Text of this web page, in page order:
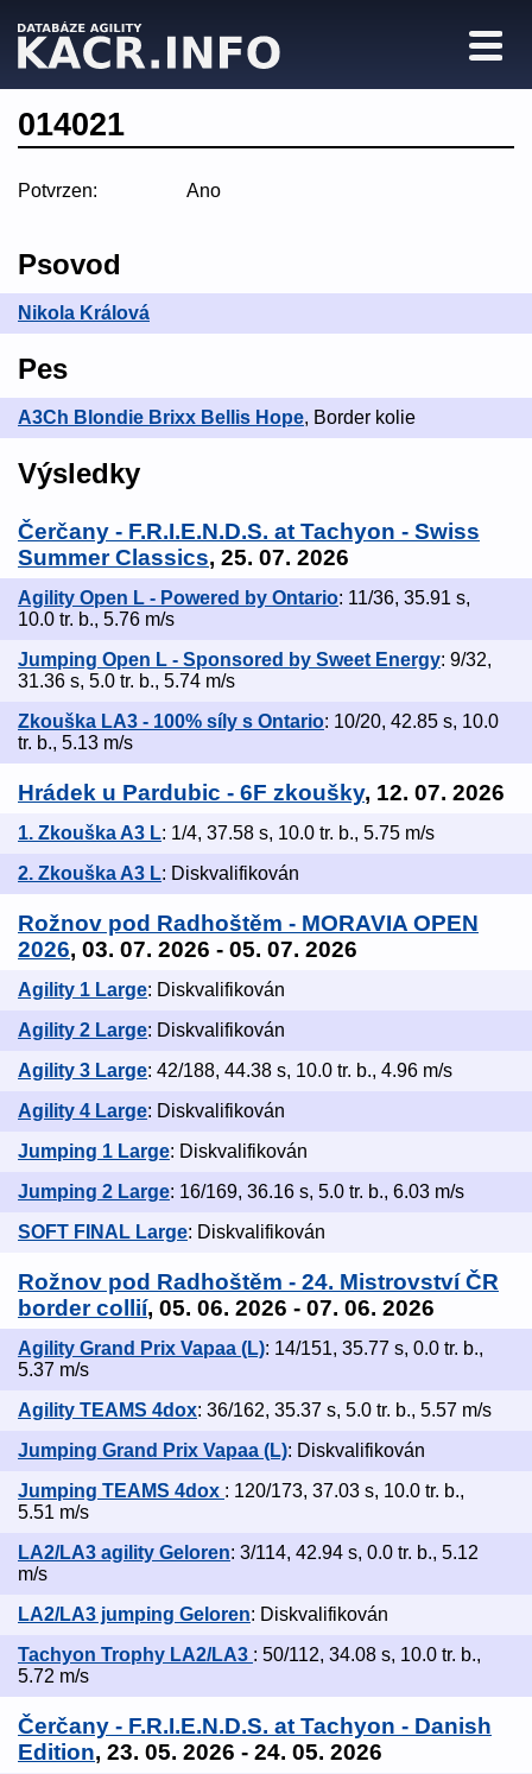
014021
Potvrzen: Ano
Psovod
Nikola Králová
Pes
A3Ch Blondie Brixx Bellis Hope, Border kolie
Výsledky
Čerčany - F.R.I.E.N.D.S. at Tachyon - Swiss
Summer Classics, 25. 07. 2026
Agility Open L - Powered by Ontario: 11/36, 35.91 s,
10.0 tr. b., 5.76 m/s
Jumping Open L - Sponsored by Sweet Energy: 9/32,
31.36 s, 5.0 tr. b., 5.74 m/s
Zkouška LA3 - 100% síly s Ontario: 10/20, 42.85 s, 10.0
tr. b., 5.13 m/s
Hrádek u Pardubic - 6F zkoušky, 12. 07. 2026
1. Zkouška A3 L: 1/4, 37.58 s, 10.0 tr. b., 5.75 m/s
2. Zkouška A3 L: Diskvalifikován
Rožnov pod Radhoštěm - MORAVIA OPEN
2026, 03. 07. 2026 - 05. 07. 2026
Agility 1 Large: Diskvalifikován
Agility 2 Large: Diskvalifikován
Agility 3 Large: 42/188, 44.38 s, 10.0 tr. b., 4.96 m/s
Agility 4 Large: Diskvalifikován
Jumping 1 Large: Diskvalifikován
Jumping 2 Large: 16/169, 36.16 s, 5.0 tr. b., 6.03 m/s
SOFT FINAL Large: Diskvalifikován
Rožnov pod Radhoštěm - 24. Mistrovství ČR
border collií, 05. 06. 2026 - 07. 06. 2026
Agility Grand Prix Vapaa (L): 14/151, 35.77 s, 0.0 tr. b.,
5.37 m/s
Agility TEAMS 4dox: 36/162, 35.37 s, 5.0 tr. b., 5.57 m/s
Jumping Grand Prix Vapaa (L): Diskvalifikován
Jumping TEAMS 4dox : 120/173, 37.03 s, 10.0 tr. b.,
5.51 m/s
LA2/LA3 agility Geloren: 3/114, 42.94 s, 0.0 tr. b., 5.12
m/s
LA2/LA3 jumping Geloren: Diskvalifikován
Tachyon Trophy LA2/LA3 : 50/112, 34.08 s, 10.0 tr. b.,
5.72 m/s
Čerčany - F.R.I.E.N.D.S. at Tachyon - Danish
Edition, 23. 05. 2026 - 24. 05. 2026